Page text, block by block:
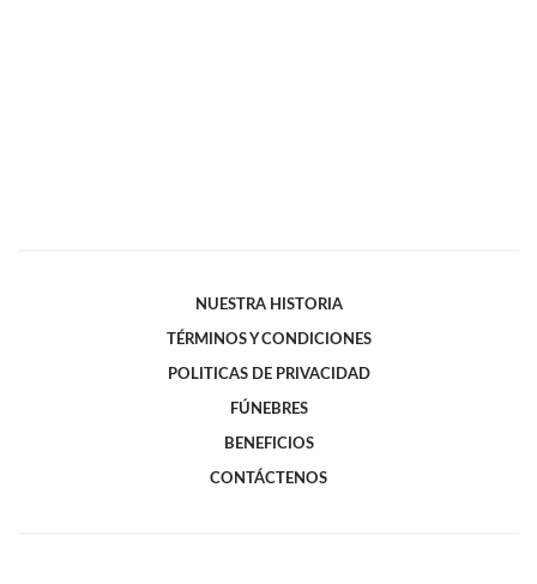
NUESTRA HISTORIA
TÉRMINOS Y CONDICIONES
POLITICAS DE PRIVACIDAD
FÚNEBRES
BENEFICIOS
CONTÁCTENOS